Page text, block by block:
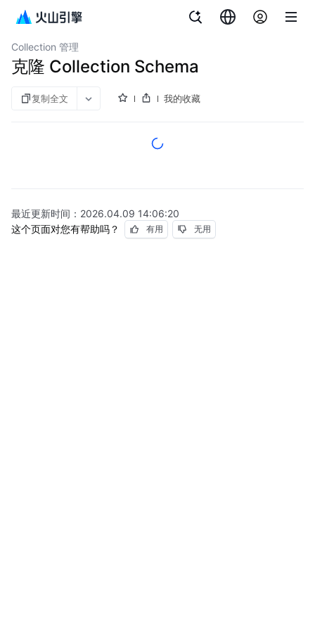
向量数据库 Milvus 版
Collection 管理
克隆 Collection Schema
复制全文 我的收藏
最近更新时间： 2026.04.09 14:06:20
这个页面对您有帮助吗？
有用 无用